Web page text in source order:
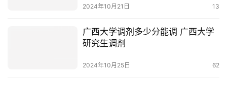
2024年10月21日 13
广西大学调剂多少分能调 广西大学
研究生调剂
2024年10月25日 62